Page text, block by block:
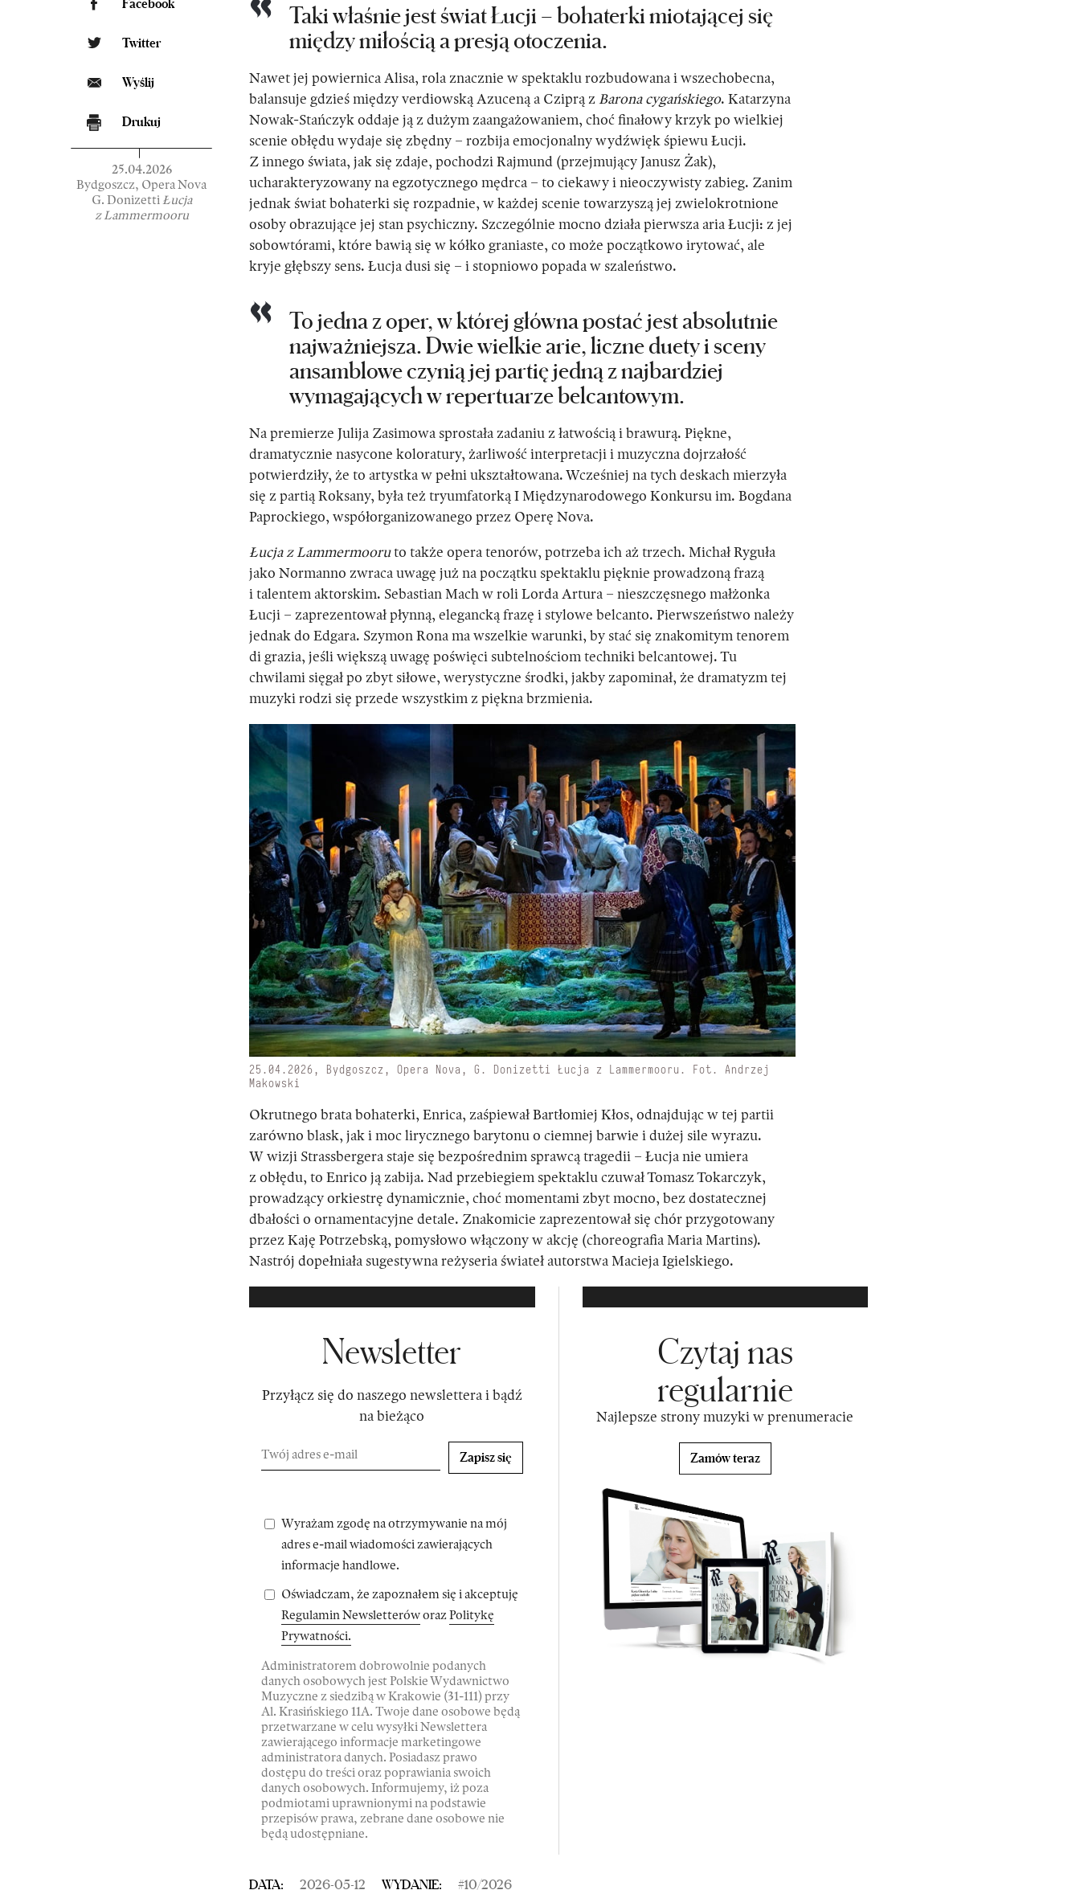
Facebook
Twitter
Wyślij
Drukuj
25.04.2026
Bydgoszcz, Opera Nova
G. DonizettiŁucja
z Lammermooru
Taki właśnie jest świat Łucji – bohaterki miotającej się
między miłością a presją otoczenia.
Nawet jej powiernica Alisa, rola znacznie w spektaklu rozbudowana i wszechobecna,
balansuje gdzieś między verdiowską Azuceną a Cziprą z Barona cygańskiego. Katarzyna
Nowak-Stańczyk oddaje ją z dużym zaangażowaniem, choć finałowy krzyk po wielkiej
scenie obłędu wydaje się zbędny – rozbija emocjonalny wydźwięk śpiewu Łucji.
Z innego świata, jak się zdaje, pochodzi Rajmund (przejmujący Janusz Żak),
ucharakteryzowany na egzotycznego mędrca – to ciekawy i nieoczywisty zabieg. Zanim
jednak świat bohaterki się rozpadnie, w każdej scenie towarzyszą jej zwielokrotnione
osoby obrazujące jej stan psychiczny. Szczególnie mocno działa pierwsza aria Łucji: z jej
sobowtórami, które bawią się w kółko graniaste, co może początkowo irytować, ale
kryje głębszy sens. Łucja dusi się – i stopniowo popada w szaleństwo.
To jedna z oper, w której główna postać jest absolutnie
najważniejsza. Dwie wielkie arie, liczne duety i sceny
ansamblowe czynią jej partię jedną z najbardziej
wymagających w repertuarze belcantowym.
Na premierze Julija Zasimowa sprostała zadaniu z łatwością i brawurą. Piękne,
dramatycznie nasycone koloratury, żarliwość interpretacji i muzyczna dojrzałość
potwierdziły, że to artystka w pełni ukształtowana. Wcześniej na tych deskach mierzyła
się z partią Roksany, była też tryumfatorką I Międzynarodowego Konkursu im. Bogdana
Paprockiego, współorganizowanego przez Operę Nova.
Łucja z Lammermooruto także opera tenorów, potrzeba ich aż trzech. Michał Ryguła
jako Normanno zwraca uwagę już na początku spektaklu pięknie prowadzoną frazą
i talentem aktorskim. Sebastian Mach w roli Lorda Artura – nieszczęsnego małżonka
Łucji – zaprezentował płynną, elegancką frazę i stylowe belcanto. Pierwszeństwo należy
jednak do Edgara. Szymon Rona ma wszelkie warunki, by stać się znakomitym tenorem
di grazia, jeśli większą uwagę poświęci subtelnościom techniki belcantowej. Tu
chwilami sięgał po zbyt siłowe, werystyczne środki, jakby zapominał, że dramatyzm tej
muzyki rodzi się przede wszystkim z piękna brzmienia.
25.04.2026, Bydgoszcz, Opera Nova, G. Donizetti Łucja z Lammermooru. Fot. Andrzej
Makowski
Okrutnego brata bohaterki, Enrica, zaśpiewał Bartłomiej Kłos, odnajdując w tej partii
zarówno blask, jak i moc lirycznego barytonu o ciemnej barwie i dużej sile wyrazu.
W wizji Strassbergera staje się bezpośrednim sprawcą tragedii – Łucja nie umiera
z obłędu, to Enrico ją zabija. Nad przebiegiem spektaklu czuwał Tomasz Tokarczyk,
prowadzący orkiestrę dynamicznie, choć momentami zbyt mocno, bez dostatecznej
dbałości o ornamentacyjne detale. Znakomicie zaprezentował się chór przygotowany
przez Kaję Potrzebską, pomysłowo włączony w akcję (choreografia Maria Martins).
Nastrój dopełniała sugestywna reżyseria świateł autorstwa Macieja Igielskiego.
Newsletter
Przyłącz się do naszego newslettera i bądź
na bieżąco
Zapisz się
Wyrażam zgodę na otrzymywanie na mój
adres e-mail wiadomości zawierających
informacje handlowe.
Oświadczam, że zapoznałem się i akceptuję
Regulamin NewsletteróworazPolitykę
Prywatności.
Administratorem dobrowolnie podanych
danych osobowych jest Polskie Wydawnictwo
Muzyczne z siedzibą w Krakowie (31-111) przy
Al. Krasińskiego 11A. Twoje dane osobowe będą
przetwarzane w celu wysyłki Newslettera
zawierającego informacje marketingowe
administratora danych. Posiadasz prawo
dostępu do treści oraz poprawiania swoich
danych osobowych. Informujemy, iż poza
podmiotami uprawnionymi na podstawie
przepisów prawa, zebrane dane osobowe nie
będą udostępniane.
Czytaj nas
regularnie
Najlepsze strony muzyki w prenumeracie
Zamów teraz
DATA: 2026-05-12 WYDANIE: #10/2026